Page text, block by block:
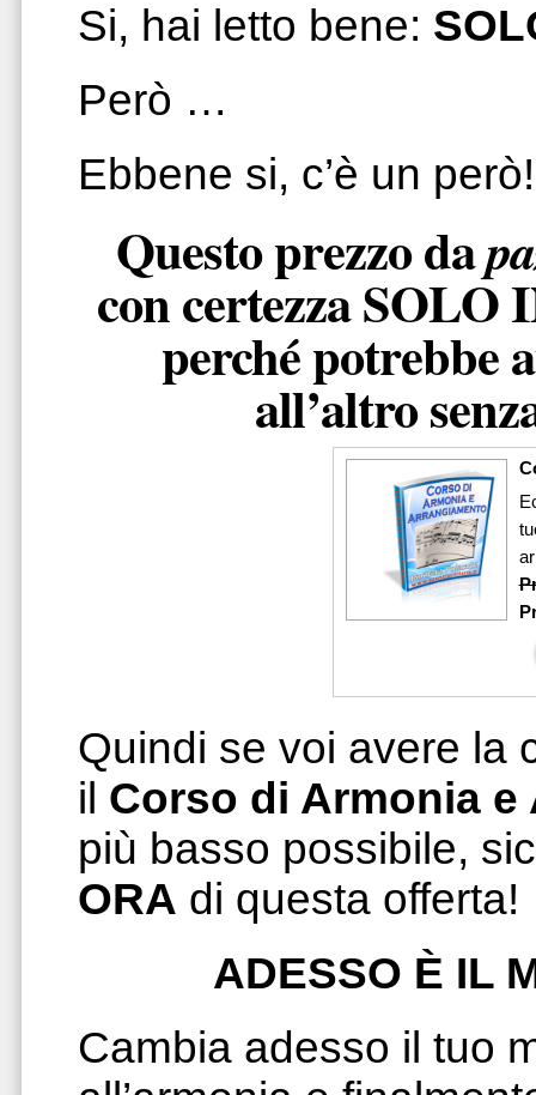
Si, hai letto bene:
Però …
Ebbene si, c’è un però!
Questo prezzo da
con certezza
perché potrebbe
all’altro
Quindi se voi avere la
il Corso di Armonia e
più basso possibile,
ORA di questa offerta!
ADESSO È IL
Cambia adesso il tuo